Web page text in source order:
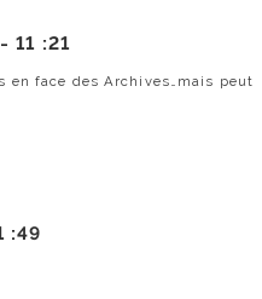
-11 :21
en face des Archives…mais peut
:49